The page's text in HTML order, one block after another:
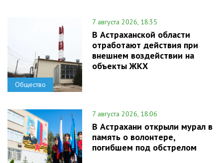
Общество
7 августа 2026, 18:35
В Астраханской области
отработают действия при
внешнем воздействии на
объекты ЖКХ
7 августа 2026, 18:06
В Астрахани открыли мурал в
память о волонтере,
погибшем под обстрелом